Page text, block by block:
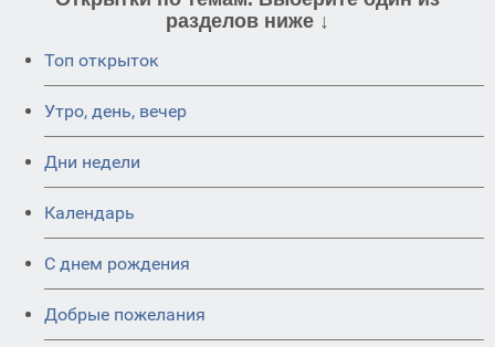
разделов ниже ↓
Топ открыток
Утро, день, вечер
Дни недели
Календарь
C днем рождения
Добрые пожелания